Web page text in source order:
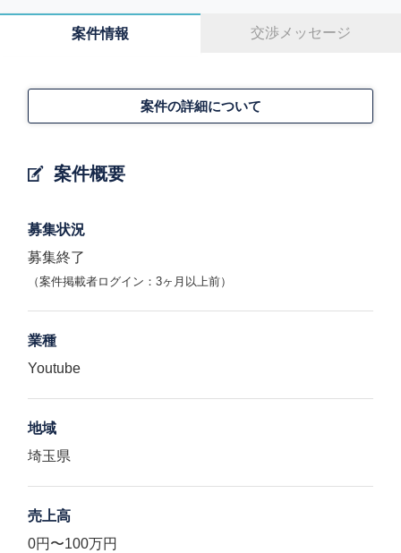
案件情報 交渉メッセージ
案件概要
案件の詳細について
募集状況
募集終了
（案件掲載者ログイン：3ヶ月以上前）
業種
Youtube
地域
埼玉県
売上高
0円〜100万円